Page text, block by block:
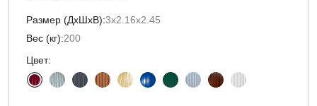
Размер (ДxШxВ):3х2.16х2.45
Вес (кг):200
Цвет: